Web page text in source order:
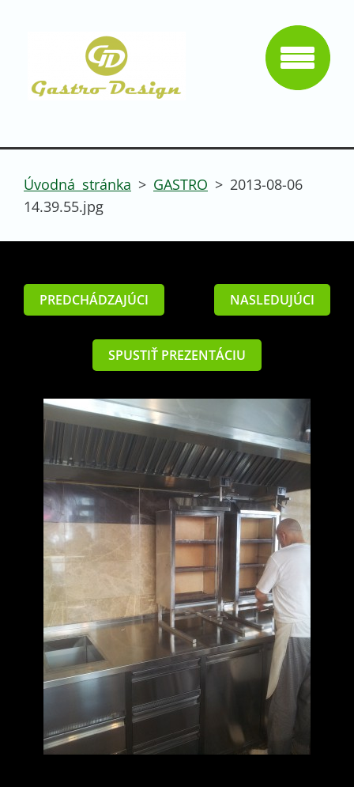
Úvodná stránka > GASTRO > 2013-08-06
14.39.55.jpg
PREDCHÁDZAJÚCI NASLEDUJÚCI
SPUSTIŤ PREZENTÁCIU